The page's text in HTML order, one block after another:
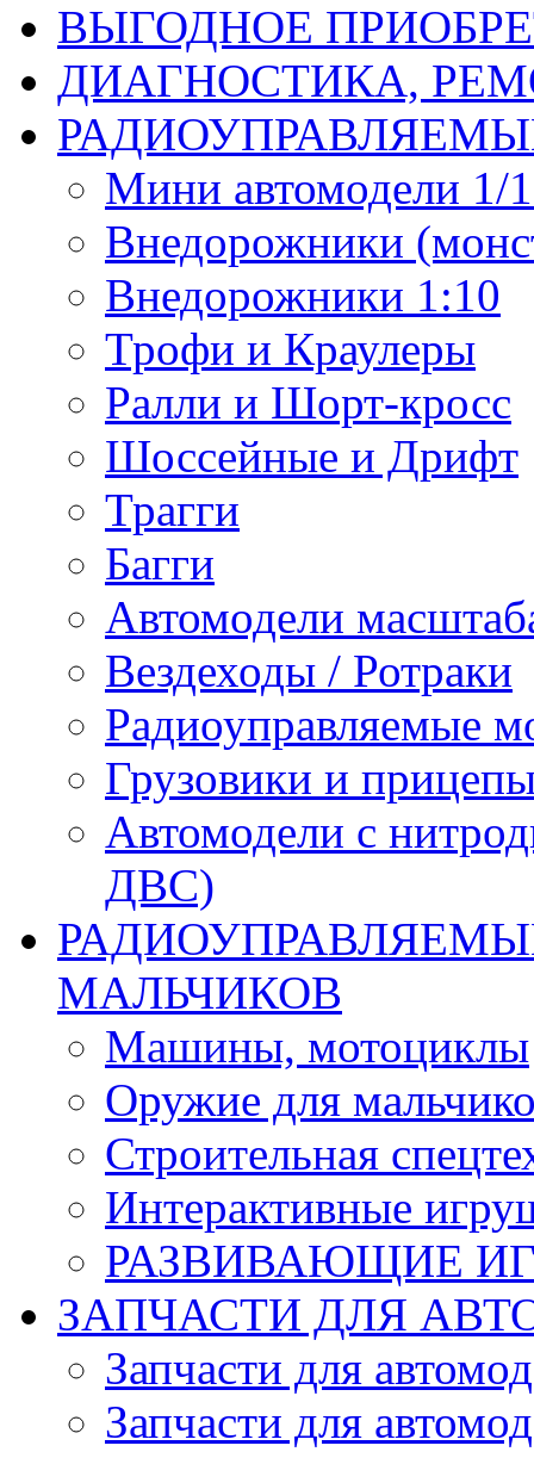
ВЫГОДНОЕ
ДИАГНОСТИКА,
Мини автомодели 1/
Внедорожники
Внедорожники 1:10
Трофи и Краулеры
Ралли и Шорт-кросс
Шоссейные и Дрифт
Трагги
Багги
Автомодели
Вездеходы / Ротраки
Радиоуправляемые
Грузовики и
Автомодели с
ДВС)
МАЛЬЧИКОВ
Машины, мотоциклы
Оружие для
Строительная
Интерактивные
РАЗВИВАЮЩИЕ
ЗАПЧАСТИ ДЛЯ
Запчасти для
Запчасти для